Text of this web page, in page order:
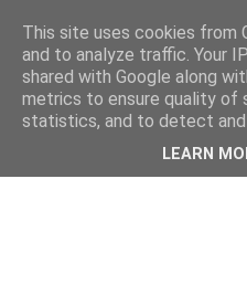
This site uses cookies from
and to analyze traffic. Your
shared with Google along
metrics to ensure quality of
statistics, and to detect and
LEARN